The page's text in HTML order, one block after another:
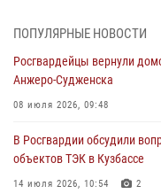
Кузбассовцы высоко
04 августа 2026, 09:42
Росгвардейцы помогли
04 августа 2026, 08:42
Росгвардейцы задержали
ПОПУЛЯРНЫЕ НОВОСТИ
Росгвардейцы вернули
Анжеро-Судженска
08 июля 2026, 09:48
В Росгвардии обсудили
объектов ТЭК в Кузбассе
14 июля 2026, 10:54 2